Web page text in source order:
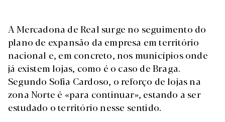
A Mercadona de Real surge no seguimento do
plano de expansão da empresa em território
nacional e, em concreto, nos municípios onde
já existem lojas, como é o caso de Braga.
Segundo Sofia Cardoso, o reforço de lojas na
zona Norte é «para continuar», estando a ser
estudado o território nesse sentido.